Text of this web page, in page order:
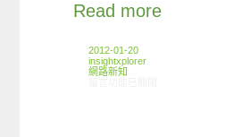
Read more
2012-01-20
insightxplorer
網路新知